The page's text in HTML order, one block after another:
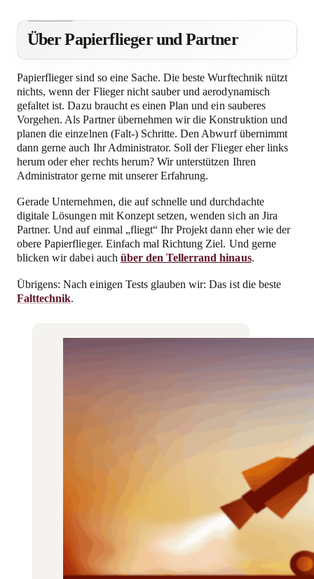
Über Papierflieger und Partner
Papierflieger sind so eine Sache. Die beste Wurftechnik nützt
nichts, wenn der Flieger nicht sauber und aerodynamisch
gefaltet ist. Dazu braucht es einen Plan und ein sauberes
Vorgehen. Als Partner übernehmen wir die Konstruktion und
planen die einzelnen (Falt-) Schritte. Den Abwurf übernimmt
dann gerne auch Ihr Administrator. Soll der Flieger eher links
herum oder eher rechts herum? Wir unterstützen Ihren
Administrator gerne mit unserer Erfahrung.
Gerade Unternehmen, die auf schnelle und durchdachte
digitale Lösungen mit Konzept setzen, wenden sich an Jira
Partner. Und auf einmal „fliegt“ Ihr Projekt dann eher wie der
obere Papierflieger. Einfach mal Richtung Ziel. Und gerne
blicken wir dabei auch über den Tellerrand hinaus.
Übrigens: Nach einigen Tests glauben wir: Das ist die beste
Falttechnik.